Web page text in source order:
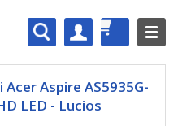
Aspire AS5935G-
LED - Lucios